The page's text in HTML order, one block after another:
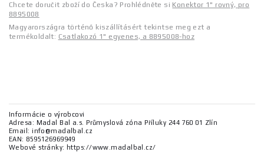
Chcete doručit zboží do Česka? Prohlédněte si Konektor 1" rovný, pro
8895008
Magyarországra történő kiszállításért tekintse meg ezt a
termékoldalt: Csatlakozó 1" egyenes, a 8895008-hoz
Informácie o výrobcovi
Adresa: Madal Bal a.s. Průmyslová zóna Příluky 244 760 01 Zlín
Email: info@madalbal.cz
EAN: 8595126969949
Webové stránky: https://www.madalbal.cz/